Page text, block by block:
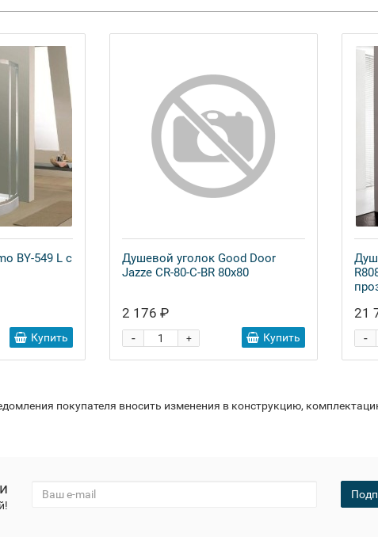
BY-549 L с
Купить
Душевой уголок Good Door
Jazze CR-80-C-BR 80x80
2 176 ₽
+
- Купить
21
-
покупателя вносить изменения в конструкцию,